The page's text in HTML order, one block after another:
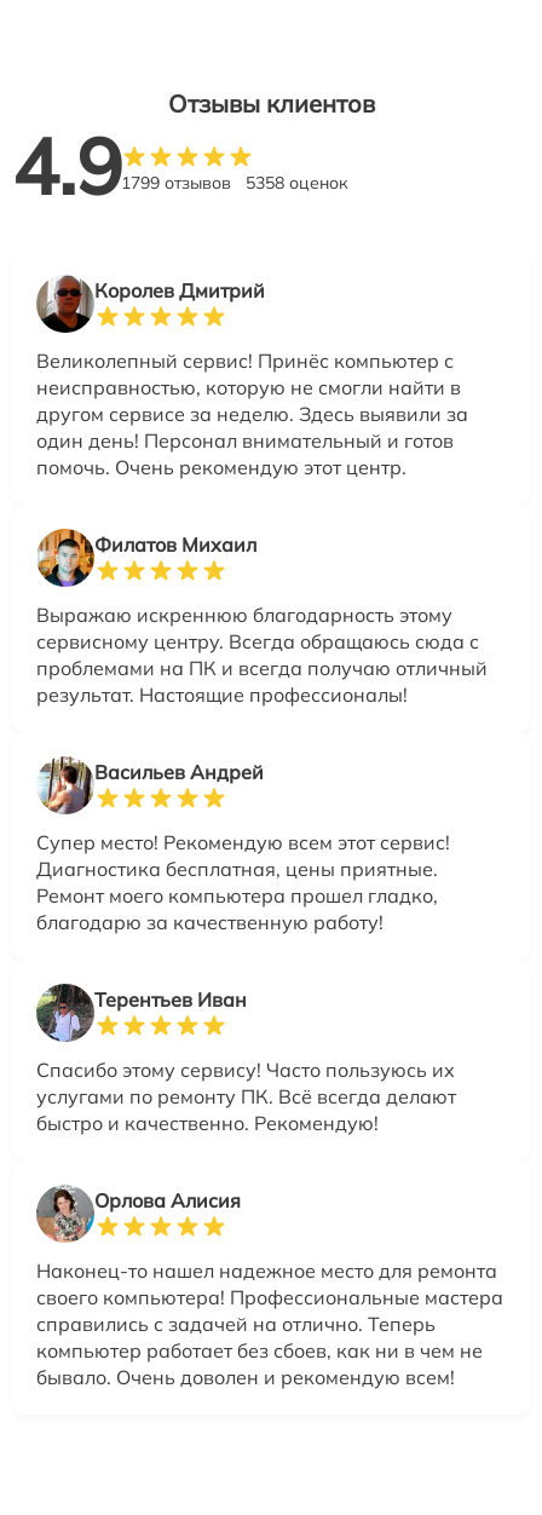
Отзывы клиентов
4.91799 отзывов 5358 оценок
Королев Дмитрий
Великолепный сервис! Принёс компьютер с
неисправностью, которую не смогли найти в
другом сервисе за неделю. Здесь выявили за
один день! Персонал внимательный и готов
помочь. Очень рекомендую этот центр.
Филатов Михаил
Выражаю искреннюю благодарность этому
сервисному центру. Всегда обращаюсь сюда с
проблемами на ПК и всегда получаю отличный
результат. Настоящие профессионалы!
Васильев Андрей
Супер место! Рекомендую всем этот сервис!
Диагностика бесплатная, цены приятные.
Ремонт моего компьютера прошел гладко,
благодарю за качественную работу!
Терентьев Иван
Спасибо этому сервису! Часто пользуюсь их
услугами по ремонту ПК. Всё всегда делают
быстро и качественно. Рекомендую!
Орлова Алисия
Наконец-то нашел надежное место для ремонта
своего компьютера! Профессиональные мастера
справились с задачей на отлично. Теперь
компьютер работает без сбоев, как ни в чем не
бывало. Очень доволен и рекомендую всем!